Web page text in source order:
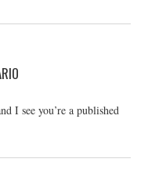
I see you’re a published